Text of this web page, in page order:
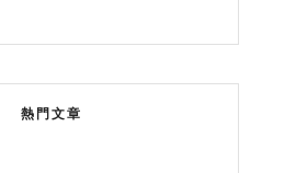
熱門文章